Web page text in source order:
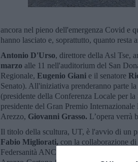
ancora nel pieno dell'emergenza Covid e
hanno lasciato e, soprattutto, quanto resta
Antonio D'Urso, direttore della Asl Tse,
marzo alle 11 nell'auditorium del San
Regionale, Eugenio Giani e il senatore
Senato). All'iniziativa prenderanno parte la
(presidente della Conferenza Locale per
presidente del Gran Premio
Arezzo, Giovanni Grasso. L’opera verrà
Il titolo della scultura, UT, è l'avvio di un
Fabio Migliorati, con la collaborazione
Federsanità ANCI, FIASO, FNOMCeO,